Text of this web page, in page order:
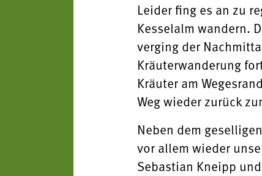
Leider fing es an zu
Kesselalm wandern.
verging der
Kräuterwanderung
Kräuter am
Weg wieder zurück
Neben dem
vor allem wieder
Sebastian Kneipp